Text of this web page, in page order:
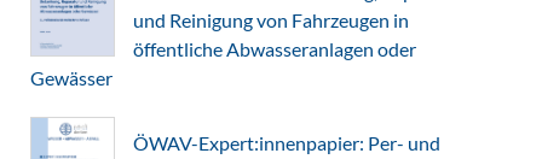
und Reinigung von Fahrzeugen in
öffentliche Abwasseranlagen oder
Gewässer
ÖWAV-Expert:innenpapier: Per- und